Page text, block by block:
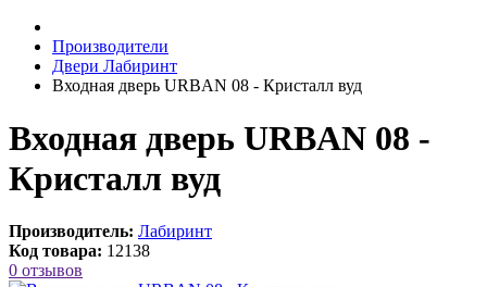
Производители
Двери Лабиринт
Входная дверь URBAN 08 - Кристалл вуд
Входная дверь URBAN 08 -
Кристалл вуд
Производитель: Лабиринт
Код товара: 12138
0 отзывов